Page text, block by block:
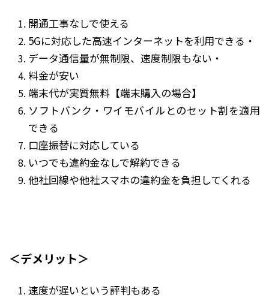
開通工事なしで使える
5Gに対応した高速インターネットを利用できる・
データ通信量が無制限、速度制限もない・
料金が安い
端末代が実質無料【端末購入の場合】
ソフトバンク・ワイモバイルとのセット割を適用
できる
口座振替に対応している
いつでも違約金なしで解約できる
他社回線や他社スマホの違約金を負担してくれる
＜デメリット＞
速度が遅いという評判もある